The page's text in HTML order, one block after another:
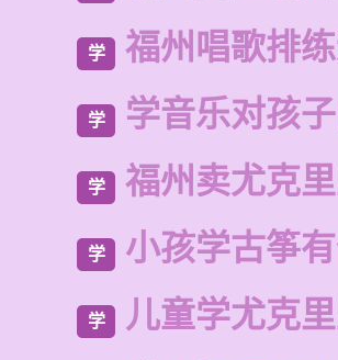
学 福州唱歌排
学 学音乐对孩
学 福州卖尤克
学 小孩学古筝
学 儿童学尤克